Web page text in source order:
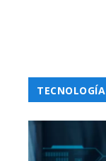
TECNOLOGÍA